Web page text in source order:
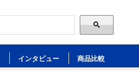
インタビュー 商品比較